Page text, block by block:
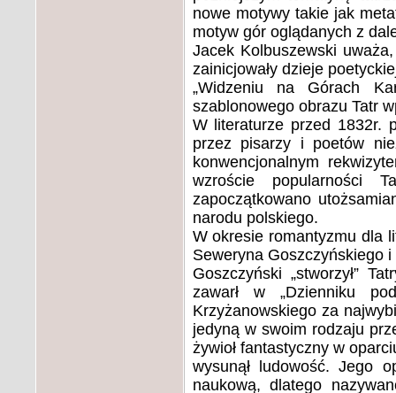
nowe motywy takie jak
motyw gór oglądanych z
Jacek Kolbuszewski
zainicjowały dzieje
„Widzeniu na Górach
szablonowego obrazu Tatr
W literaturze przed 1832r.
przez pisarzy i poetów
konwencjonalnym
wzroście popularności
zapoczątkowano
narodu polskiego.
W okresie romantyzmu dla
Seweryna Goszczyńskiego
Goszczyński „stworzył”
zawarł w „Dzienniku
Krzyżanowskiego za
jedyną w swoim rodzaju
żywioł fantastyczny w
wysunął ludowość. Jego
naukową, dlatego